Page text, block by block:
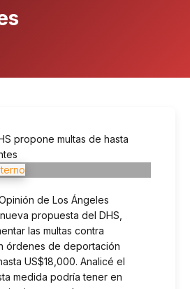
de Los Ángeles
propuesta del DHS,
las multas contra
órdenes de deportación
US$18,000. Analicé el
medida podría tener en